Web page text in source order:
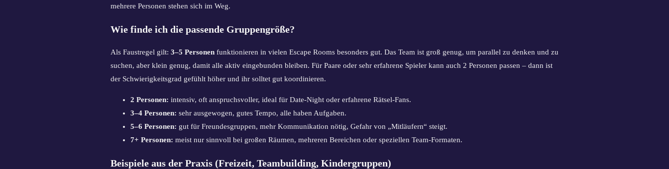
mehrere Personen stehen sich im Weg.
Wie finde ich die passende Gruppengröße?
Als Faustregel gilt: 3–5 Personen funktionieren in vielen Escape Rooms besonders gut. Das Team ist groß genug, um parallel zu denken und zu
suchen, aber klein genug, damit alle aktiv eingebunden bleiben. Für Paare oder sehr erfahrene Spieler kann auch 2 Personen passen – dann ist
der Schwierigkeitsgrad gefühlt höher und ihr solltet gut koordinieren.
2 Personen: intensiv, oft anspruchsvoller, ideal für Date-Night oder erfahrene Rätsel-Fans.
3–4 Personen: sehr ausgewogen, gutes Tempo, alle haben Aufgaben.
5–6 Personen: gut für Freundesgruppen, mehr Kommunikation nötig, Gefahr von „Mitläufern“ steigt.
7+ Personen: meist nur sinnvoll bei großen Räumen, mehreren Bereichen oder speziellen Team-Formaten.
Beispiele aus der Praxis (Freizeit, Teambuilding, Kindergruppen)